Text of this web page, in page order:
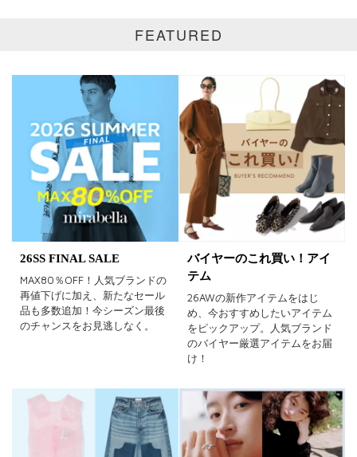
再入荷
ラスト1 受注生産
在庫あり
カラー
ホワイト ブラック グレー
ベージュ ブラウン オレンジ
ピンク
ゴールド シルバー マルチ
FEATURED
26SS FINAL SALE
MAX80％OFF！人気ブランドの
再値下げに加え、新たなセール
品も多数追加！今シーズン最後
のチャンスをお見逃しなく。
バイヤーのこれ買い！アイ
テム
26AWの新作アイテムをはじ
め、今おすすめしたいアイテム
をピックアップ。人気ブランド
のバイヤー厳選アイテムをお届
け！